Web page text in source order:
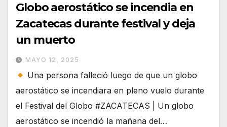
Globo aerostático se incendia en
Zacatecas durante festival y deja
un muerto
MAYO 12, 2025
Una persona falleció luego de que un globo
aerostático se incendiara en pleno vuelo durante
el Festival del Globo #ZACATECAS | Un globo
aerostático se incendió la mañana del…